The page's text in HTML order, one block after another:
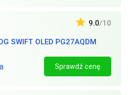
SWIFT OLED PG27AQDM
9.0/10
Sprawdź cenę